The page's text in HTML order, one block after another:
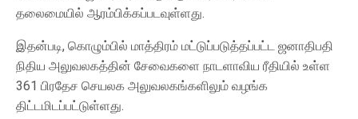
தலைமையில் ஆரம்பிக்கப்படவுள்ளது.
இதன்படி, கொழும்பில் மாத்திரம் மட்டுப்படுத்தப்பட்ட ஜனாதிபதி
நிதிய அலுவலகத்தின் சேவைகளை நாடளாவிய ரீதியில் உள்ள
361 பிரதேச செயலக அலுவலகங்களிலும் வழங்க
திட்டமிடப்பட்டுள்ளது.